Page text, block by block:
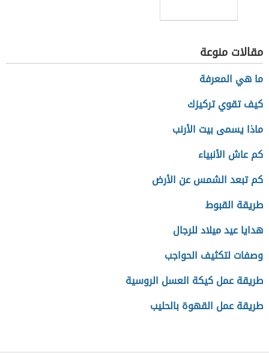
مقالات منوعة
ما هي المعرفة
كيف تقوي تركيزك
ماذا يسمى بيت الأرنب
كم عاش الأنبياء
كم تبعد الشمس عن الأرض
طريقة القبوط
هدايا عيد ميلاد للرجال
وصفات لتكثيف الحواجب
طريقة عمل كيكة العسل الروسية
طريقة عمل القهوة بالحليب